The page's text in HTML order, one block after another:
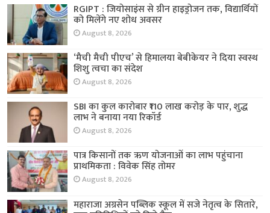
RGIPT : जियोसाइंस से ग्रीन हाइड्रोजन तक, विद्यार्थियों
को मिलेंगे नए शोध अवसर
August 8, 2026
‘मैची मैची पीएच’ से हिमालया बेबीकेयर ने दिया स्वस्थ
शिशु त्वचा का संदेश
August 8, 2026
SBI का कुल कारोबार ₹110 लाख करोड़ के पार, शुद्ध
लाभ ने बनाया नया रिकॉर्ड
August 8, 2026
पात्र किसानों तक ऋण योजनाओं का लाभ पहुंचाना
प्राथमिकता : विवेक सिंह तोमर
August 8, 2026
महाराजा अग्रसेन पब्लिक स्कूल में सजे नेतृत्व के सितारे,